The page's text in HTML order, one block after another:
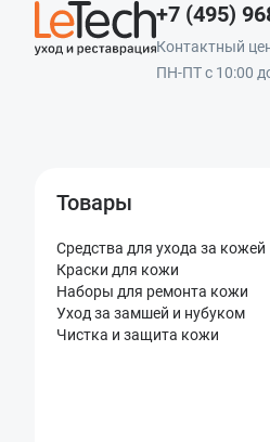
+7 (495)
Контактный
ПН-ПТ с 10:00
Товары
Средства для ухода за кожей
Краски для кожи
Наборы для ремонта кожи
Уход за замшей и нубуком
Чистка и защита кожи